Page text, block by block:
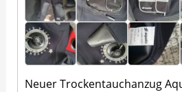
Neuer Trockentauchanzug